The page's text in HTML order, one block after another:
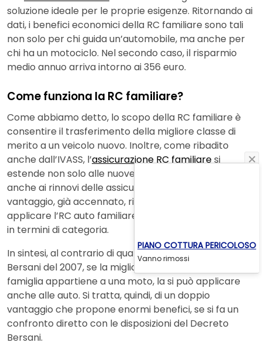
soluzione ideale per le proprie esigenze. Ritornando ai
dati, i benefici economici della RC familiare sono tali
non solo per chi guida un’automobile, ma anche per
chi ha un motociclo. Nel secondo caso, il risparmio
medio annuo arriva intorno ai 356 euro.
Come funziona la RC familiare?
Come abbiamo detto, lo scopo della RC familiare è
consentire il trasferimento della migliore classe di
merito a un veicolo nuovo. Inoltre, come ribadito
anche dall’IVASS, l’assicurazione RC familiaresi
estende non solo alle nuove polizze stipulate ma
anche ai rinnovi delle assicurazioni. Un ulteriore
vantaggio, già accennato, riguarda la possibilità di
applicare l’RC auto familiare senza alcuna limitazione
in termini di categoria.
In sintesi, al contrario di quanto prevede la Legge
Bersani del 2007, se la migliore classe di merito in
famiglia appartiene a una moto, la si può applicare
anche alle auto. Si tratta, quindi, di un doppio
vantaggio che propone enormi benefici, se si fa un
confronto diretto con le disposizioni del Decreto
Bersani.
PIANO COTTURA PERICOLOSO
Vanno rimossi